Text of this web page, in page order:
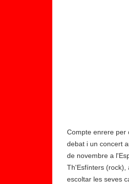
Compte enrere per
debat i un concert
de novembre a
Th'Esfínters (rock),
escoltar les seves